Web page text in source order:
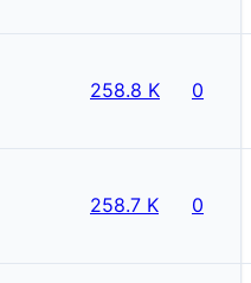
258.8 K 0
258.7 K 0